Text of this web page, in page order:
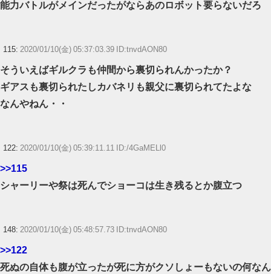
能力バトルがメインだったがならあのロボット要らないだろ
115: 2020/01/10(金) 05:37:03.39 ID:tnvdAON80
そういえばギルクラも仲間から裏切られんかったか？
ギアスも裏切られたしカバネリも親父に裏切られてたよな
なんやねん・・
122: 2020/01/10(金) 05:39:11.11 ID:/4GaMELl0
>>115
シャーリーや祭は死んでショーコは生き残るとか腹立つ
148: 2020/01/10(金) 05:48:57.73 ID:tnvdAON80
>>122
死ぬの自体も腹が立ったが死に方がクソしょーもないの何なん